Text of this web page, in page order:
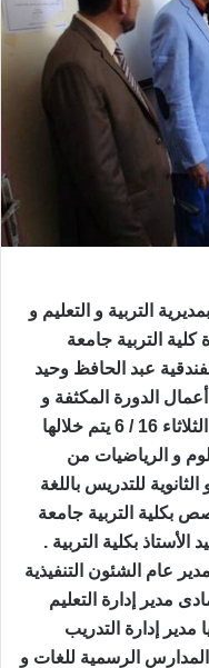
التربية و التعليم و
التربية جامعة
عبد الحافظ وحيد
الدورة المكثفة و
التى تستمر من اليوم السبت 9 / 5 إلى الثلاثاء 16 / 6 يتم خلالها
و الرياضيات من
للتدريس باللغة
بكلية التربية جامعة
بكلية التربية .
عام الشئون التنفيذية
مدير إدارة التعليم
مدير إدارة التدريب
المدارس الرسمية للغات و